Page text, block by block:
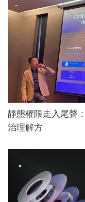
靜態權限走入尾聲
治理解方